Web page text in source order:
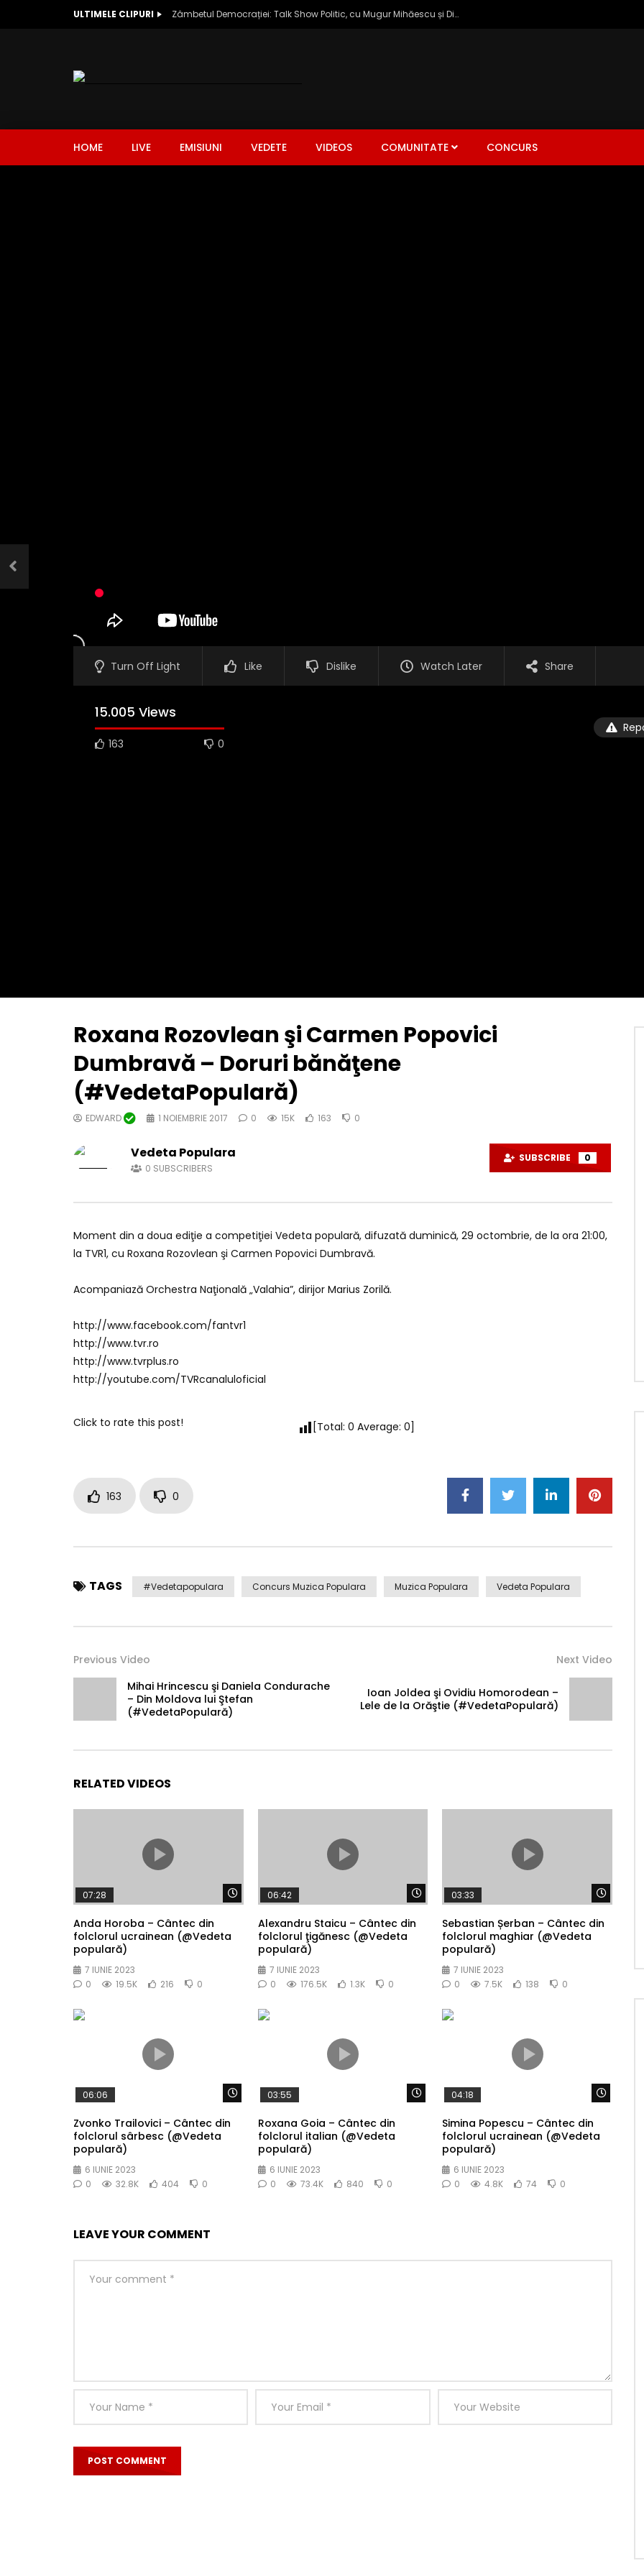
ULTIMELE CLIPURI Zâmbetul Democrației: Talk Show Politic, cu Mugur Mihăescu și Dinu Popescu
HOME LIVE EMISIUNI VEDETE VIDEOS COMUNITATE CONCURS
Turn Off Light Like Dislike Watch Later Share
15.005 Views
163 0
Roxana Rozovlean şi Carmen Popovici
Dumbravă – Doruri bănăţene
(#VedetaPopulară)
EDWARD 1 NOIEMBRIE 2017 0 15K 163 0
Vedeta Populara
0 SUBSCRIBERS
SUBSCRIBE 0
Moment din a doua ediţie a competiţiei Vedeta populară, difuzată duminică, 29 octombrie, de la ora 21:00,
la TVR1, cu Roxana Rozovlean şi Carmen Popovici Dumbravă.
Acompaniază Orchestra Naţională „Valahia”, dirijor Marius Zorilă.
http://www.facebook.com/fantvr1
http://www.tvr.ro
http://www.tvrplus.ro
http://youtube.com/TVRcanaluloficial
Click to rate this post! [Total: 0 Average: 0]
163 0
TAGS #vedetapopulara Concurs Muzica Populara Muzica Populara Vedeta Populara
Previous Video
Mihai Hrincescu şi Daniela Condurache
– Din Moldova lui Ştefan
(#VedetaPopulară)
Next Video
Ioan Joldea şi Ovidiu Homorodean –
Lele de la Orăştie (#VedetaPopulară)
RELATED VIDEOS
Watch Later
07:28
Anda Horoba – Cântec din
folclorul ucrainean (@Vedeta
populară)
7 IUNIE 2023
0
19.5K 216 0
Watch Later
06:42
Alexandru Staicu – Cântec din
folclorul ţigănesc (@Vedeta
populară)
7 IUNIE 2023
0
176.5K 1.3K 0
03:33
Sebastian Șerban – Cântec din
folclorul maghiar (@Vedeta
populară)
7 IUNIE 2023
0
7.5K 138 0
Watch Later
06:06
Zvonko Trailovici – Cântec din
folclorul sârbesc (@Vedeta
populară)
6 IUNIE 2023
0
32.8K 404 0
Watch Later
03:55
Roxana Goia – Cântec din
folclorul italian (@Vedeta
populară)
6 IUNIE 2023
0
73.4K 840 0
04:18
Simina Popescu – Cântec din
folclorul ucrainean (@Vedeta
populară)
6 IUNIE 2023
0
4.8K 74 0
LEAVE YOUR COMMENT